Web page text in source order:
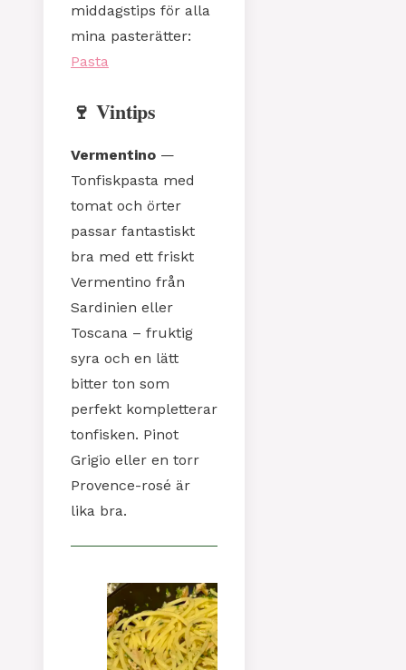
middagstips för alla
mina pasterätter:
Pasta
🍷 Vintips
Vermentino —
Tonfiskpasta med
tomat och örter
passar fantastiskt
bra med ett friskt
Vermentino från
Sardinien eller
Toscana – fruktig
syra och en lätt
bitter ton som
perfekt kompletterar
tonfisken. Pinot
Grigio eller en torr
Provence-rosé är
lika bra.